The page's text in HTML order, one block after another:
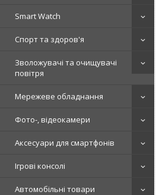
Smart Watch
Спорт та здоров'я
Зволожувачі та очищувачі
повітря
Мережеве обладнання
Фото-, відеокамери
Аксесуари для смартфонів
Ігрові консолі
Автомобільні товари